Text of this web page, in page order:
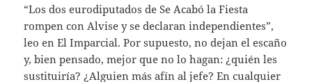
“Los dos eurodiputados de Se Acabó la Fiesta
rompen con Alvise y se declaran independientes”,
leo en El Imparcial. Por supuesto, no dejan el escaño
y, bien pensado, mejor que no lo hagan: ¿quién les
sustituiría? ¿Alguien más afín al jefe? En cualquier